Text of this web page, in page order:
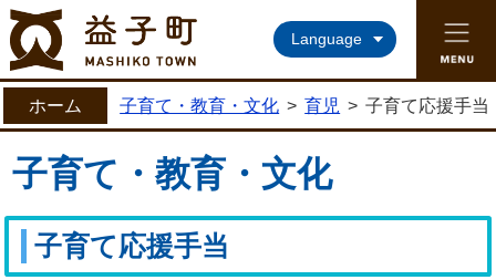
益子町ホームページ
Language
ホーム 子育て・教育・文化 > 育児 > 子育て応援手当
子育て・教育・文化
子育て応援手当